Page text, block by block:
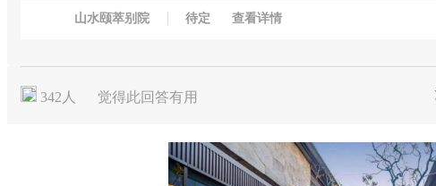
山水颐萃别院 待定 查看详情
342 人 觉得此回答有用